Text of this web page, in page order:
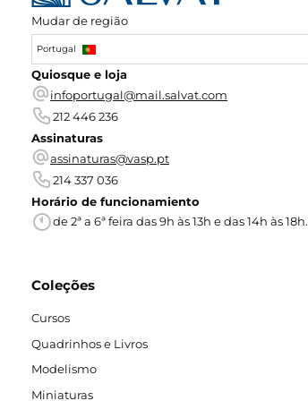
Mudar de região
Portugal
Quiosque e loja
infoportugal@mail.salvat.com
212 446 236
Assinaturas
assinaturas@vasp.pt
214 337 036
Horário de funcionamiento
de 2ª a 6ª feira das 9h às 13h e das 14h às 18h.
Coleções
Cursos
Quadrinhos e Livros
Modelismo
Miniaturas